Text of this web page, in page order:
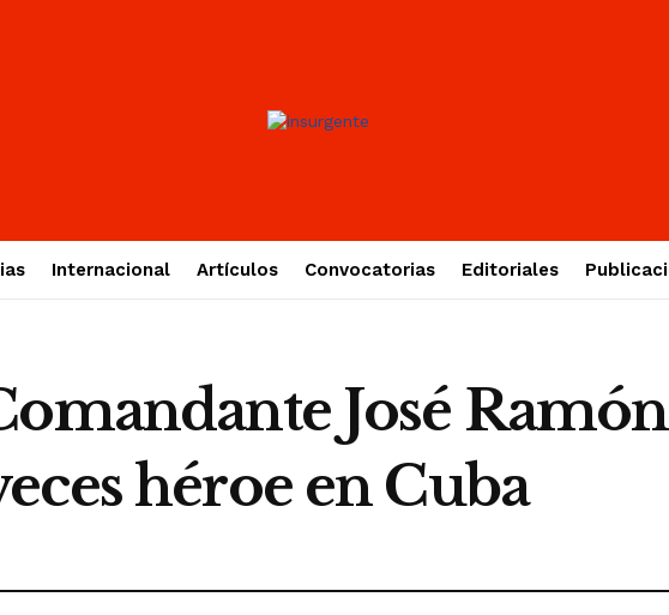
Internacional Artículos Convocatorias Editoriales
José
héroe en Cuba